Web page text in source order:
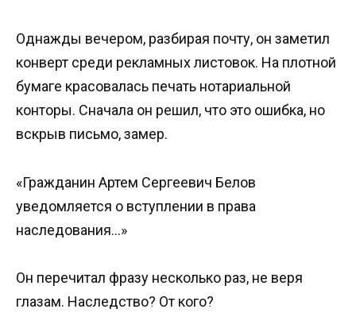
Однажды вечером, разбирая почту, он заметил
конверт среди рекламных листовок. На плотной
бумаге красовалась печать нотариальной
конторы. Сначала он решил, что это ошибка, но
вскрыв письмо, замер.
«Гражданин Артем Сергеевич Белов
уведомляется о вступлении в права
наследования…»
Он перечитал фразу несколько раз, не веря
глазам. Наследство? От кого?